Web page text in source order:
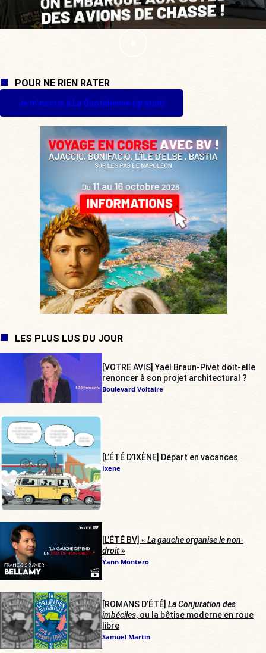
POUR NE RIEN RATER
Je m'inscris à La Quotidienne (gratuit)
LES PLUS LUS DU JOUR
[VOTRE AVIS] Yaël Braun-Pivet doit-elle
renoncer à son projet architectural ?
Boulevard Voltaire
[L’ÉTÉ D’IXÈNE] Départ en vacances
Ixene
[L’ÉTÉ BV] « La gauche organise le non-
droit»
Yann Montero
[ROMANS D’ÉTÉ] La Conjuration des
imbéciles, ou la bêtise moderne en roue
libre
Samuel Martin